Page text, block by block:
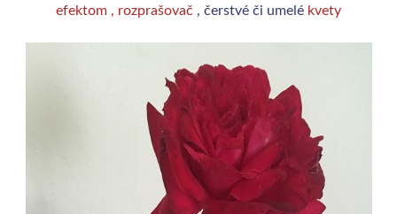
efektom , rozprašovač , čerstvé či umelé kvety